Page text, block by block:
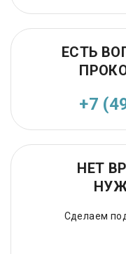
ЕСТЬ
+7
НЕТ
Сделаем